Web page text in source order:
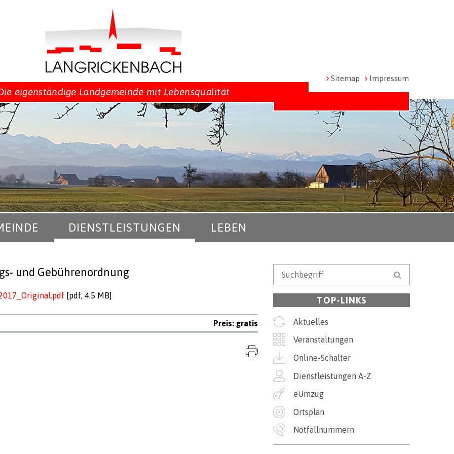
eigenständige Landgemeinde mit Lebensqualität
Metanavigation
Sitemap Impressum
DIENSTLEISTUNGEN LEBEN
und Gebührenordnung
[pdf, 4.5 MB]
Preis: gratis
Seite drucken
Suchbegriff
TOP-LINKS
Aktuelles
Veranstaltungen
Online-Schalter
Dienstleistungen A-Z
eUmzug
Ortsplan
Notfallnummern